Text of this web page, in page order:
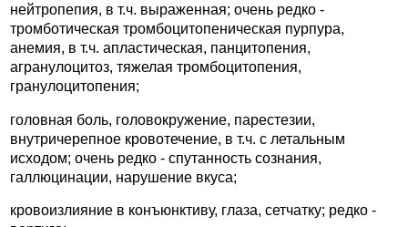
нейтропепия, в т.ч. выраженная; очень редко -
тромботическая тромбоцитопеническая пурпура,
анемия, в т.ч. апластическая, панцитопения,
агранулоцитоз, тяжелая тромбоцитопения,
гранулоцитопения;
головная боль, головокружение, парестезии,
внутричерепное кровотечение, в т.ч. с летальным
исходом; очень редко - спутанность сознания,
галлюцинации, нарушение вкуса;
кровоизлияние в конъюнктиву, глаза, сетчатку; редко -